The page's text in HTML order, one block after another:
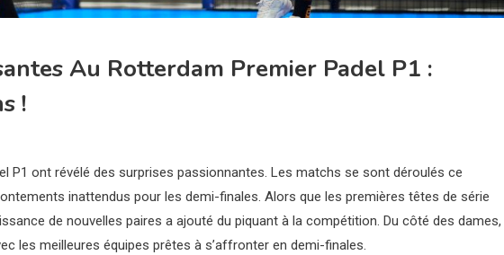
Au Rotterdam Premier Padel P1 :
!
P1 ont révélé des surprises passionnantes. Les matchs se sont déroulés ce
inattendus pour les demi-finales. Alors que les premières têtes de série
de nouvelles paires a ajouté du piquant à la compétition. Du côté des dames,
les meilleures équipes prêtes à s’affronter en demi-finales.